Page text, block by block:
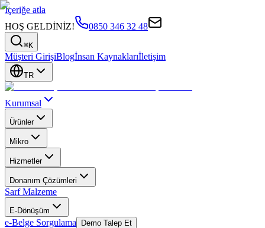
İçeriğe atla
HOŞ GELDİNİZ!
0850 346 32 48
⌘K
Müşteri GirişiBlogİnsan Kaynaklarıİletişim
TR
Kurumsal
Ürünler
Mikro
Hizmetler
Donanım Çözümleri
Sarf Malzeme
E-Dönüşüm
e-Belge Sorgulama Demo Talep Et